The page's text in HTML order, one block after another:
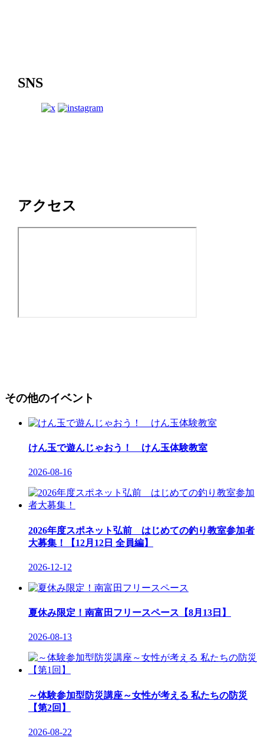
SNS
アクセス
その他のイベント
けん玉で遊んじゃおう！ けん玉体験教室
2026-08-16
2026年度スポネット弘前 はじめての釣り教室参加者
大募集！【12月12日 全員編】
2026-12-12
夏休み限定！南富田フリースペース【8月13日】
2026-08-13
～体験参加型防災講座～女性が考える 私たちの防災
【第2回】
2026-08-22